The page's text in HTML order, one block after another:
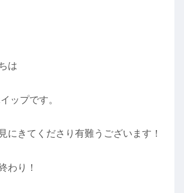
は
ップです。
にきてくださり有難うございます！
わり！